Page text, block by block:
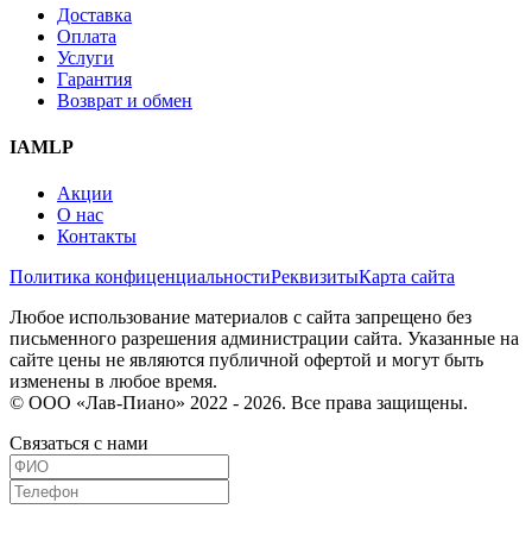
Доставка
Оплата
Услуги
Гарантия
Возврат и обмен
IAMLP
Акции
О нас
Контакты
Политика конфиценциальностиРеквизитыКарта сайта
Любое использование материалов с сайта запрещено без
письменного разрешения администрации сайта. Указанные на
сайте цены не являются публичной офертой и могут быть
изменены в любое время.
© ООО «Лав-Пиано» 2022 - 2026. Все права защищены.
Связаться с нами